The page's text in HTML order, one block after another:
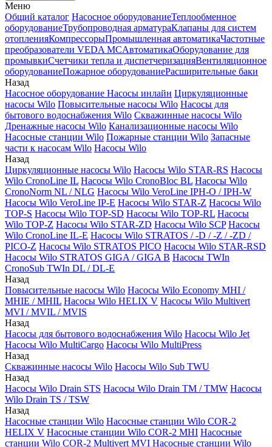
Меню
Общий каталог Насосное оборудованиеТеплообменное
оборудованиеТрубопроводная арматураКлапаны для систем
отопленияКомпрессорыПромышленная автоматикаЧастотные
преобразователи VEDA MCАвтоматикаОборудование для
промывкиСчетчики тепла и диспетчеризацияВентиляционное
оборудованиеПожарное оборудованиеРасширительные баки
Назад
Насосное оборудование Насосы инлайн Циркуляционные
насосы Wilo Повысительные насосы Wilo Насосы для
бытового водоснабжения Wilo Скважинные насосы Wilo
Дренажные насосы Wilo Канализационные насосы Wilo
Насосные станции Wilo Пожарные станции Wilo Запасные
части к насосам Wilo Насосы Wilo
Назад
Циркуляционные насосы Wilo Насосы Wilo STAR-RS Насосы
Wilo CronoLine IL Насосы Wilo CronoBloc BL Насосы Wilo
CronoNorm NL / NLG Насосы Wilo VeroLine IPH-O / IPH-W
Насосы Wilo VeroLine IP-E Насосы Wilo STAR-Z Насосы Wilo
TOP-S Насосы Wilo TOP-SD Насосы Wilo TOP-RL Насосы
Wilo TOP-Z Насосы Wilo STAR-ZD Насосы Wilo SCP Насосы
Wilo CronoLine IL-E Насосы Wilo STRATOS / -D / -Z / -ZD /
PICO-Z Насосы Wilo STRATOS PICO Насосы Wilo STAR-RSD
Насосы Wilo STRATOS GIGA / GIGA B Насосы TWIn
CronoSub TWIn DL / DL-E
Назад
Повысительные насосы Wilo Насосы Wilo Economy MHI /
MHIE / MHIL Насосы Wilo HELIX V Насосы Wilo Multivert
MVI / MVIL / MVIS
Назад
Насосы для бытового водоснабжения Wilo Насосы Wilo Jet
Насосы Wilo MultiCargo Насосы Wilo MultiPress
Назад
Скважинные насосы Wilo Насосы Wilo Sub TWU
Назад
Насосы Wilo Drain STS Насосы Wilo Drain TM / TMW Насосы
Wilo Drain TS / TSW
Назад
Насосные станции Wilo Насосные станции Wilo COR-2
HELIX V Насосные станции Wilo COR-2 MHI Насосные
станции Wilo COR-2 Multivert MVI Насосные станции Wilo